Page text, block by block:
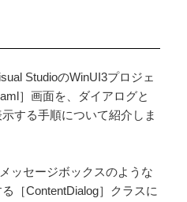
StudioのWinUI3プロジェ
］画面を、ダイアログと
する手順について紹介しま
ッセージボックスのような
［ContentDialog］クラスに